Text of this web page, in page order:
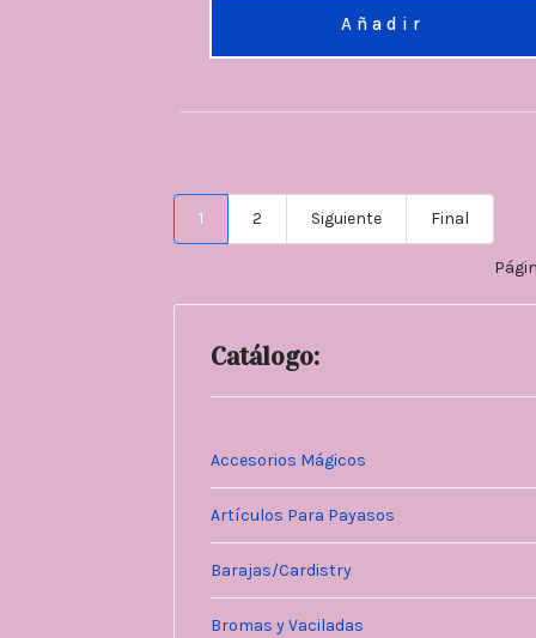
Añadir
1 2 Siguiente Final
Catálogo:
Accesorios Mágicos
Artículos Para Payasos
Barajas/Cardistry
Bromas y Vaciladas